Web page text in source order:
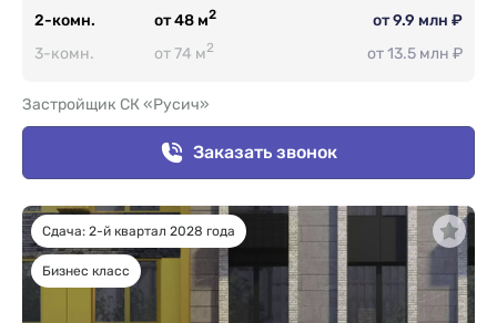
2-комн. от 48 м2
от 9.9 млн ₽
3-комн.
от 74 м2 от 13.5 млн ₽
Застройщик СК «Русич»
Заказать звонок
Сдача: 2-й квартал 2028 года
Бизнес класс